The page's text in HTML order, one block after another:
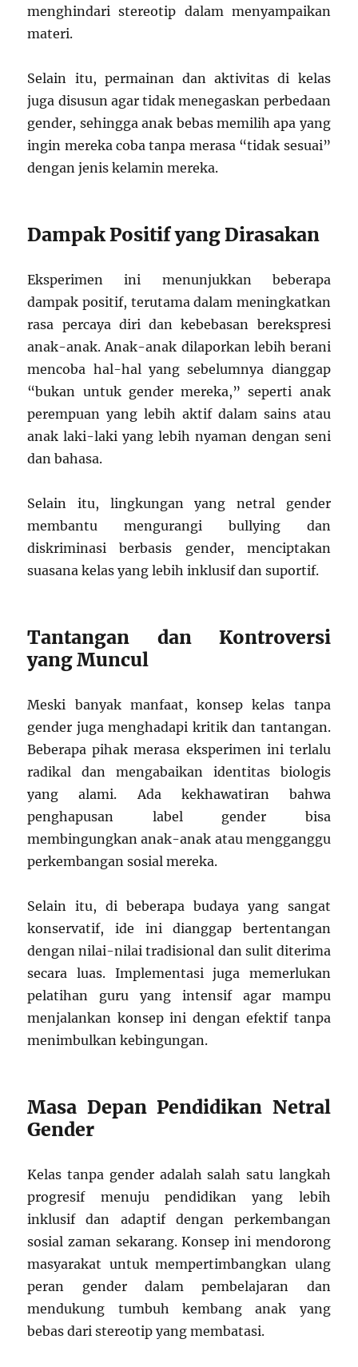
menghindari stereotip dalam menyampaikan
materi.
Selain itu, permainan dan aktivitas di kelas
juga disusun agar tidak menegaskan perbedaan
gender, sehingga anak bebas memilih apa yang
ingin mereka coba tanpa merasa “tidak sesuai”
dengan jenis kelamin mereka.
Dampak Positif yang Dirasakan
Eksperimen ini menunjukkan beberapa
dampak positif, terutama dalam meningkatkan
rasa percaya diri dan kebebasan berekspresi
anak-anak. Anak-anak dilaporkan lebih berani
mencoba hal-hal yang sebelumnya dianggap
“bukan untuk gender mereka,” seperti anak
perempuan yang lebih aktif dalam sains atau
anak laki-laki yang lebih nyaman dengan seni
dan bahasa.
Selain itu, lingkungan yang netral gender
membantu mengurangi bullying dan
diskriminasi berbasis gender, menciptakan
suasana kelas yang lebih inklusif dan suportif.
Tantangan dan Kontroversi
yang Muncul
Meski banyak manfaat, konsep kelas tanpa
gender juga menghadapi kritik dan tantangan.
Beberapa pihak merasa eksperimen ini terlalu
radikal dan mengabaikan identitas biologis
yang alami. Ada kekhawatiran bahwa
penghapusan label gender bisa
membingungkan anak-anak atau mengganggu
perkembangan sosial mereka.
Selain itu, di beberapa budaya yang sangat
konservatif, ide ini dianggap bertentangan
dengan nilai-nilai tradisional dan sulit diterima
secara luas. Implementasi juga memerlukan
pelatihan guru yang intensif agar mampu
menjalankan konsep ini dengan efektif tanpa
menimbulkan kebingungan.
Masa Depan Pendidikan Netral
Gender
Kelas tanpa gender adalah salah satu langkah
progresif menuju pendidikan yang lebih
inklusif dan adaptif dengan perkembangan
sosial zaman sekarang. Konsep ini mendorong
masyarakat untuk mempertimbangkan ulang
peran gender dalam pembelajaran dan
mendukung tumbuh kembang anak yang
bebas dari stereotip yang membatasi.